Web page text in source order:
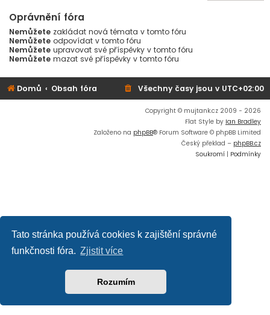
Tato stránka používá cookies k zajištění správné
funkčnosti fóra. Zjistit více
Rozumím
Oprávnění fóra
Nemůžete zakládat nová témata v tomto fóru
Nemůžete odpovídat v tomto fóru
Nemůžete upravovat své příspěvky v tomto fóru
Nemůžete mazat své příspěvky v tomto fóru
Domů Obsah fóra Všechny časy jsou v UTC+02:00
Copyright © mujtank.cz 2009 - 2026
Flat Style by Ian Bradley
Založeno na phpBB® Forum Software © phpBB Limited
Český překlad – phpBB.cz
Soukromí | Podmínky